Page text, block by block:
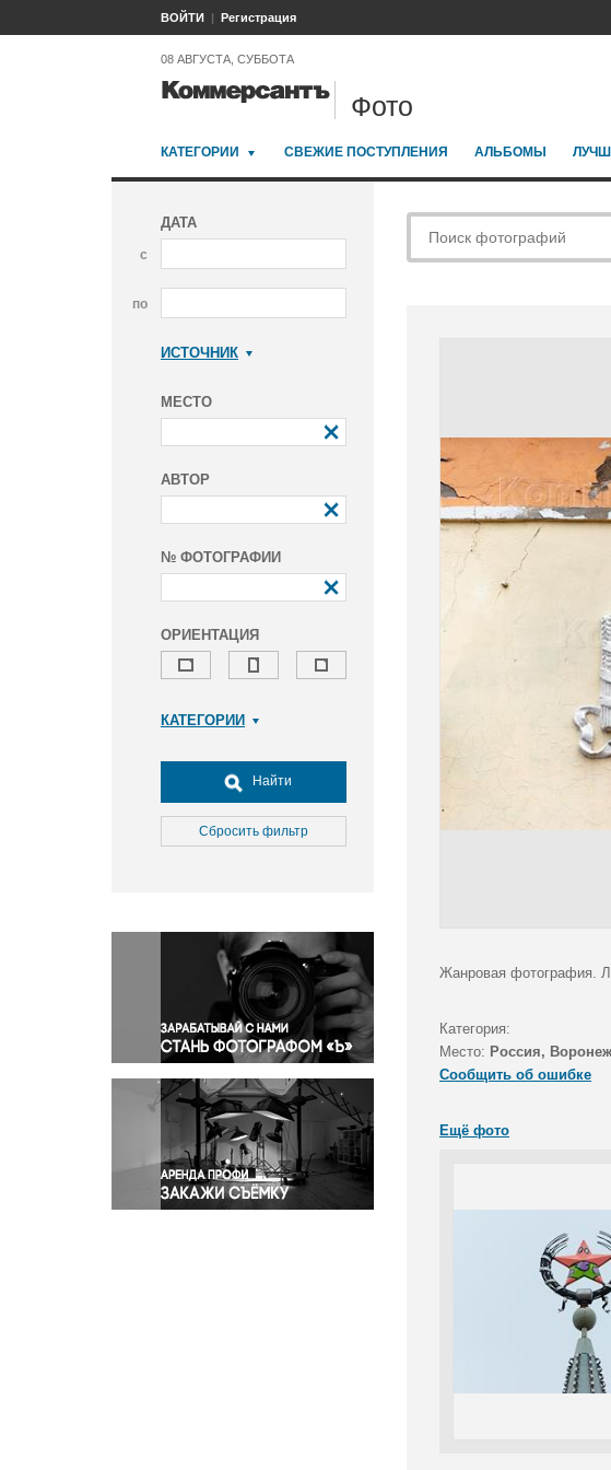
ВОЙТИ Регистрация
08 АВГУСТА, СУББОТА
Фото
КАТЕГОРИИ СВЕЖИЕ ПОСТУПЛЕНИЯ АЛЬБОМЫ
ДАТА
с
по
ИСТОЧНИК
МЕСТО
АВТОР
№ ФОТОГРАФИИ
ОРИЕНТАЦИЯ
КАТЕГОРИИ
Досуг, туризм и отдых
Культура
Медицина
Окружающая среда
Политика
Правосудие
Происшествия и конфликты
Религия
Светская жизнь
Спорт
Экология
Экономика и бизнес
Найти
Сбросить фильтр
Жанровая фотография.
Категория:
Место: Россия,
Сообщить об ошибке
Ещё фото